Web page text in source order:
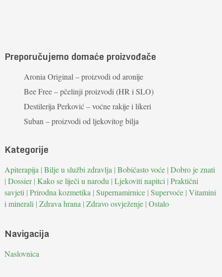
Preporučujemo domaće proizvođače
Aronia Original – proizvodi od aronije
Bee Free – pčelinji proizvodi (HR i SLO)
Destilerija Perković – voćne rakije i likeri
Suban – proizvodi od ljekovitog bilja
Kategorije
Apiterapija | Bilje u službi zdravlja | Bobičasto voće| Dobro je znati
| Dossier| Kako se liječi u narodu | Ljekoviti napitci | Praktični
savjeti | Prirodna kozmetika | Supernamirnice| Supervoće| Vitamini
i minerali | Zdrava hrana | Zdravo osvježenje| Ostalo
Navigacija
Naslovnica